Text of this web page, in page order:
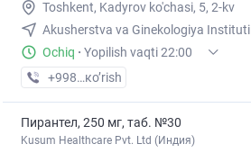
Toshkent, Kadyrov ko'chasi, 5, 2-kv
Akusherstva va Ginekologiya Instituti
Ochiq · Yopilish vaqti 22:00
+998 (71) XXX-XX-XX
кo’rish
Пирантел, 250 мг, таб. №30
Kusum Healthcare Pvt. Ltd (Индия)